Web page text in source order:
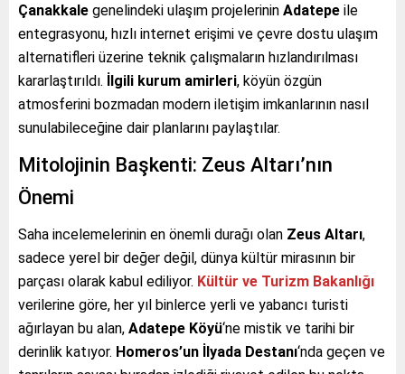
Çanakkale genelindeki ulaşım projelerinin Adatepe ile
entegrasyonu, hızlı internet erişimi ve çevre dostu ulaşım
alternatifleri üzerine teknik çalışmaların hızlandırılması
kararlaştırıldı. İlgili kurum amirleri, köyün özgün
atmosferini bozmadan modern iletişim imkanlarının nasıl
sunulabileceğine dair planlarını paylaştılar.
Mitolojinin Başkenti: Zeus Altarı’nın
Önemi
Saha incelemelerinin en önemli durağı olan Zeus Altarı,
sadece yerel bir değer değil, dünya kültür mirasının bir
parçası olarak kabul ediliyor. Kültür ve Turizm Bakanlığı
verilerine göre, her yıl binlerce yerli ve yabancı turisti
ağırlayan bu alan, Adatepe Köyü‘ne mistik ve tarihi bir
derinlik katıyor. Homeros’un İlyada Destanı‘nda geçen ve